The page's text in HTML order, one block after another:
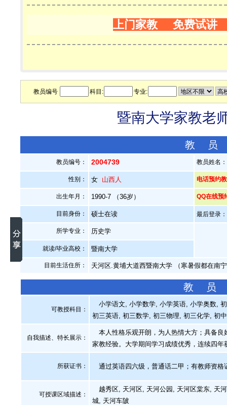
上门家教 免费试讲
教员编号 科目: 专业:
暨南大学家教老
教
教员编号： 2004739 教员姓名
性别： 女 山西人 电话预约
出生年月： 1990-7 （36岁） QQ在线预
目前身份： 硕士在读 最后登录
所学专业： 历史学
就读/毕业高校： 暨南大学
目前生活住所： 天河区.黄埔大道西暨南大学 （寒暑假都在南
教 员
可教授科目：
小学语文, 小学数学, 小学英语, 小学奥数,
初三英语, 初三数学, 初三物理, 初三化学, 初
自我描述、特长展示 ：
本人性格乐观开朗，为人热情大方；具备良
家教经验。大学期间学习成绩优秀，连续四年
所获证书 ： 通过英语四六级，普通话二甲；有教师资格
可授课区域描述：
越秀区, 天河区, 天河公园, 天河区棠东, 天
城, 天河车陂